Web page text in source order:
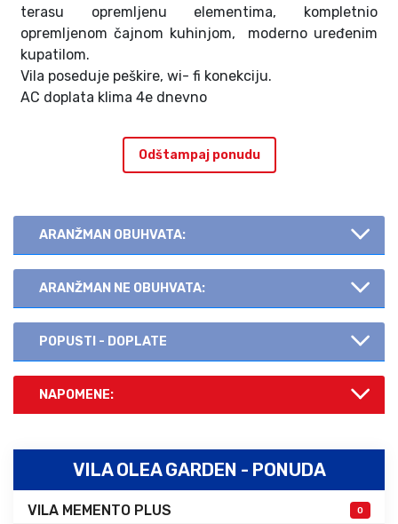
terasu opremljenu elementima, kompletnio
opremljenom čajnom kuhinjom, moderno uređenim
kupatilom.
Vila poseduje peškire, wi- fi konekciju.
AC doplata klima 4e dnevno
Odštampaj ponudu
ARANŽMAN OBUHVATA:
ARANŽMAN NE OBUHVATA:
POPUSTI - DOPLATE
NAPOMENE:
VILA OLEA GARDEN - PONUDA
VILA MEMENTO PLUS 0